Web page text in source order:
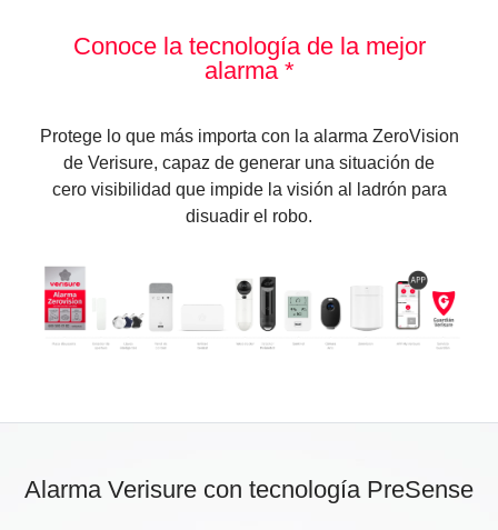
Conoce la tecnología de la mejor
alarma *
Protege lo que más importa con la alarma ZeroVision
de Verisure, capaz de generar una situación de
cero visibilidad que impide la visión al ladrón para
disuadir el robo.
Alarma Verisure con tecnología PreSense